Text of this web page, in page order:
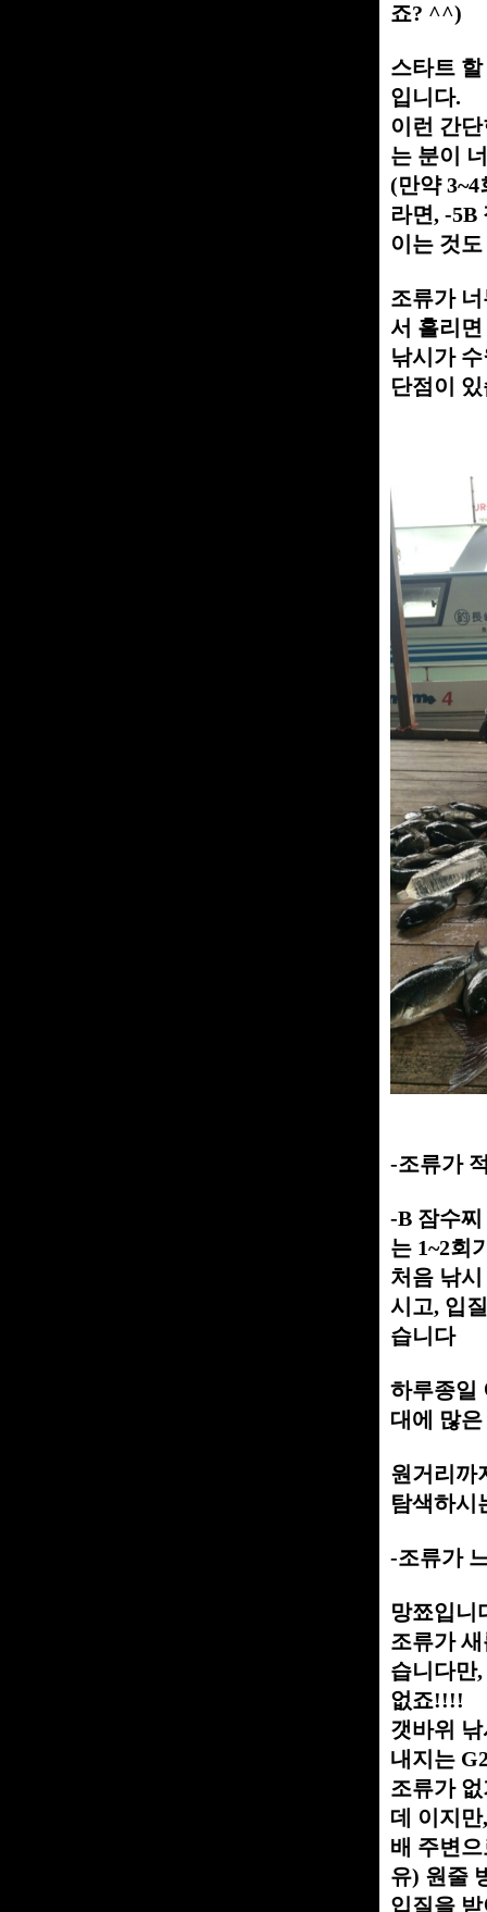
죠? ^^)
스타트
입니다.
이런 간
는 분이
(만약
라면, -5B
이는 것
조류가
서 흘리
낚시가
단점이
-조류가
-B 잠수
는 1~2회
처음 낚
시고, 입
습니다
하루종일
대에 많
원거리까
탐색하시
-조류가
망쬬입니
조류가
습니다만
없죠!!!!
갯바위
내지는
조류가
데 이지
배 주변
유) 원줄
입질을